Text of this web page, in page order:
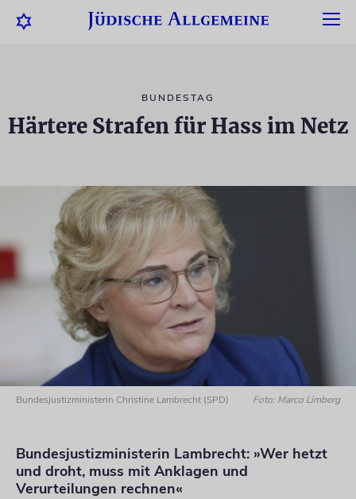
BUNDESTAG
Härtere Strafen für Hass im Netz
Bundesjustizministerin Christine Lambrecht (SPD) Foto: Marco Limberg
Bundesjustizministerin Lambrecht: »Wer hetzt
und droht, muss mit Anklagen und
Verurteilungen rechnen«